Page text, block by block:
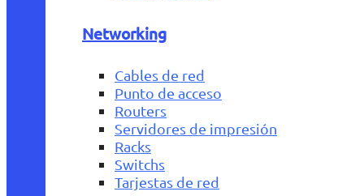
Networking
Cables de red
Punto de acceso
Routers
Servidores de impresión
Racks
Switchs
Tarjestas de red